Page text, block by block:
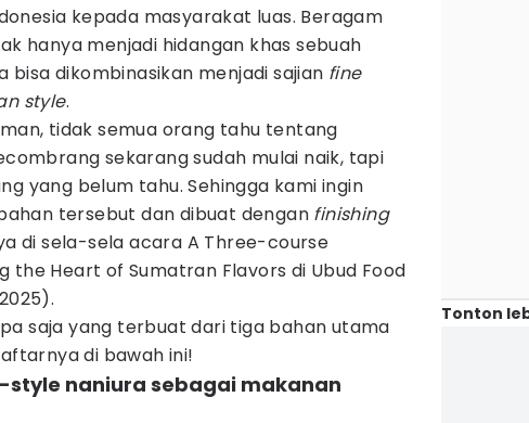
kepada masyarakat luas. Beragam
hanya menjadi hidangan khas sebuah
bisa dikombinasikan menjadi sajian fine
style.
tidak semua orang tahu tentang
sekarang sudah mulai naik, tapi
yang belum tahu. Sehingga kami ingin
tersebut dan dibuat dengan finishing
di sela-sela acara A Three-course
the Heart of Sumatran Flavors di Ubud Food
saja yang terbuat dari tiga bahan utama
di bawah ini!
style naniura sebagai makanan
Tonton